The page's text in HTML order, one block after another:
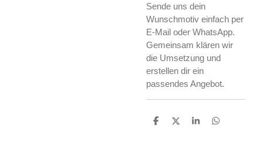
Sende uns dein
Wunschmotiv einfach per
E-Mail oder WhatsApp.
Gemeinsam klären wir
die Umsetzung und
erstellen dir ein
passendes Angebot.
T
T
T
T